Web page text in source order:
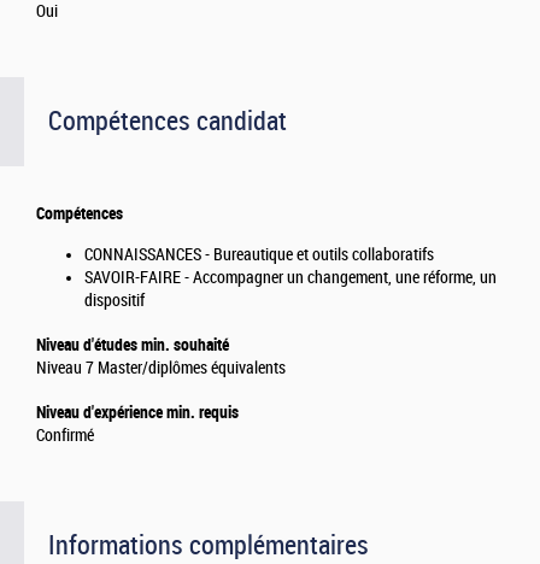
Oui
Compétences candidat
Compétences
CONNAISSANCES - Bureautique et outils collaboratifs
SAVOIR-FAIRE - Accompagner un changement, une réforme, un
dispositif
Niveau d'études min. souhaité
Niveau 7 Master/diplômes équivalents
Niveau d'expérience min. requis
Confirmé
Informations complémentaires